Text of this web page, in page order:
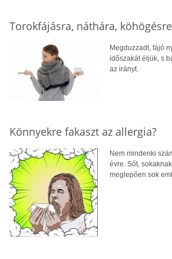
Torokfájásra, náthára,
Megduzzadt, fájó
időszakát éljük, s
az irányt.
Könnyekre fakaszt az allergia?
Nem mindenki
évre. Sőt,
meglepően sok